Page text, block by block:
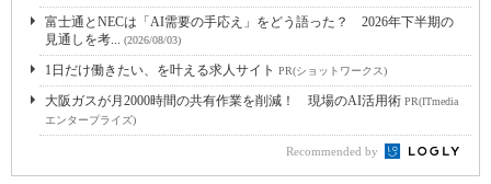
富士通とNECは「AI需要の手応え」をどう語った？ 2026年下半期の
見通しを考... (2026/08/03)
1日だけ働きたい、を叶える求人サイト PR(ショットワークス)
大阪ガスが月2000時間の共有作業を削減！ 現場のAI活用術 PR(ITmedia
エンタープライズ)
Recommended by